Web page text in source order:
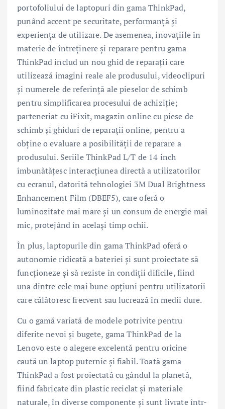
portofoliului de laptopuri din gama ThinkPad,
punând accent pe securitate, performanță și
experiența de utilizare. De asemenea, inovațiile în
materie de întreținere și reparare pentru gama
ThinkPad includ un nou ghid de reparații care
utilizează imagini reale ale produsului, videoclipuri
și numerele de referință ale pieselor de schimb
pentru simplificarea procesului de achiziție;
parteneriat cu iFixit, magazin online cu piese de
schimb și ghiduri de reparații online, pentru a
obține o evaluare a posibilității de reparare a
produsului. Seriile ThinkPad L/T de 14 inch
îmbunătățesc interacțiunea directă a utilizatorilor
cu ecranul, datorită tehnologiei 3M Dual Brightness
Enhancement Film (DBEF5), care oferă o
luminozitate mai mare și un consum de energie mai
mic, protejând în același timp ochii.
În plus, laptopurile din gama ThinkPad oferă o
autonomie ridicată a bateriei și sunt proiectate să
funcționeze și să reziste în condiții dificile, fiind
una dintre cele mai bune opțiuni pentru utilizatorii
care călătoresc frecvent sau lucrează în medii dure.
Cu o gamă variată de modele potrivite pentru
diferite nevoi și bugete, gama ThinkPad de la
Lenovo este o alegere excelentă pentru oricine
caută un laptop puternic și fiabil. Toată gama
ThinkPad a fost proiectată cu gândul la planetă,
fiind fabricate din plastic reciclat și materiale
naturale, în diverse componente și sunt livrate într-